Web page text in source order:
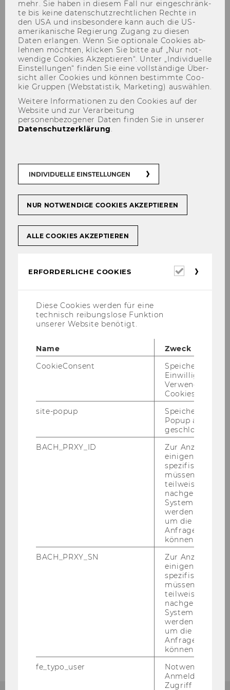
Aktuelle Forschungsprojekte
Par­ti­zi­pa­ti­on in Ver­än­de­rungs­
Wie Füh­rungs­kräf­te Wan­del
ver­ste­hen: An­nah­men, Ent­
schei­dun­gen und Per­spek­ti­ven
of­fe­ner so­zia­ler In­no­va­ti­ons­
Chan­ging the World While Ma­
king Money? – Das Phä­no­men
der B Corps
Institut für Leadership und Strategic
Change
Aktuelle Forschungsprojekte
mehr. Sie haben in die­sem Fall nur ein­ge­schränk­
te bis keine da­ten­schutz­recht­li­chen Rech­te in
den USA und ins­be­son­de­re kann auch die US-​
amerikanische Re­gie­rung Zu­gang zu die­sen
Daten er­lan­gen. Wenn Sie op­tio­na­le Coo­kies ab­
leh­nen möch­ten, kli­cken Sie bitte auf „Nur not­
wen­di­ge Coo­kies Ak­zep­tie­ren“. Unter „In­di­vi­du­el­le
Ein­stel­lun­gen“ fin­den Sie eine voll­stän­di­ge Über­
sicht aller Coo­kies und kön­nen be­stimm­te Coo­
kie Grup­pen (Web­sta­tis­tik, Mar­ke­ting) aus­wäh­len.
Weitere Informationen zu den Cookies auf der
Website und zur Verarbeitung
personenbezogener Daten finden Sie in unserer
Datenschutzerklärung.
INDIVIDUELLE EINSTELLUNGEN
NUR NOTWENDIGE COOKIES AKZEPTIEREN
ALLE COOKIES AKZEPTIEREN
ERFORDERLICHE COOKIES
Diese Cookies werden für eine
technisch reibungslose Funktion
unserer Website benötigt.
Name
Zweck
CookieConsent
Speichert Ihre
Einwilligung zur
Verwendung von
Cookies.
site-popup
Speichert ob ein
Popup
geschlossen
BACH_PRXY_ID
Zur Anzeige von
einigen WU-
spezifischen
müssen
teilweise von
nachgelagerten
System
werden.
um die Antwort
Anfrage
können.
BACH_PRXY_SN
Zur Anzeige von
einigen WU-
spezifischen
müssen
teilweise von
nachgelagerten
System
werden.
um die Antwort
Anfrage
können.
fe_typo_user
Notwendig für
Anmeldung und
Zugriff auf